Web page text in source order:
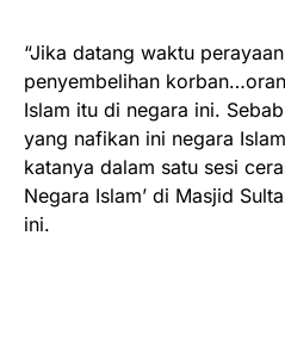
“Jika datang waktu
penyembelihan
Islam itu di negara ini.
yang nafikan ini negara
katanya dalam satu sesi
Negara Islam’ di Masjid
ini.